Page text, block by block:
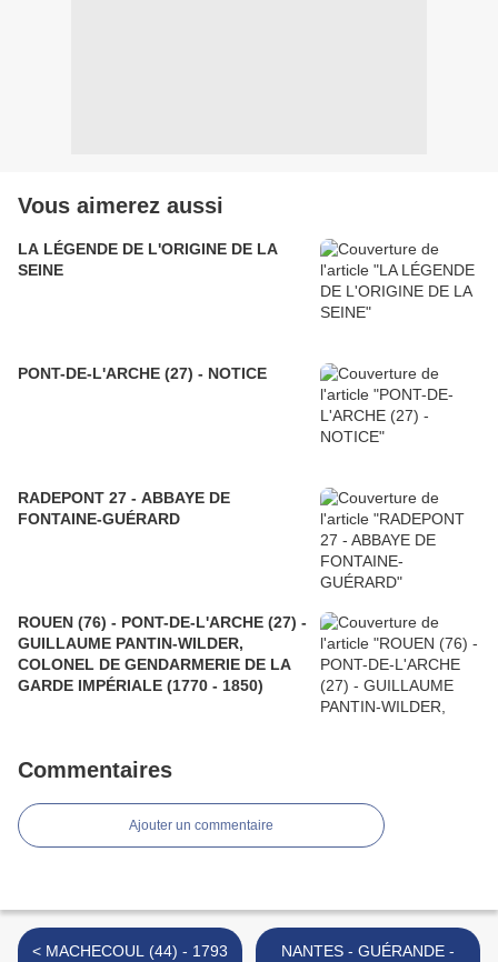
Vous aimerez aussi
LA LÉGENDE DE L'ORIGINE DE LA
SEINE
PONT-DE-L'ARCHE (27) - NOTICE
RADEPONT 27 - ABBAYE DE
FONTAINE-GUÉRARD
ROUEN (76) - PONT-DE-L'ARCHE (27) -
GUILLAUME PANTIN-WILDER,
COLONEL DE GENDARMERIE DE LA
GARDE IMPÉRIALE (1770 - 1850)
Commentaires
Ajouter un commentaire
< MACHECOUL (44) - 1793
NANTES - GUÉRANDE -